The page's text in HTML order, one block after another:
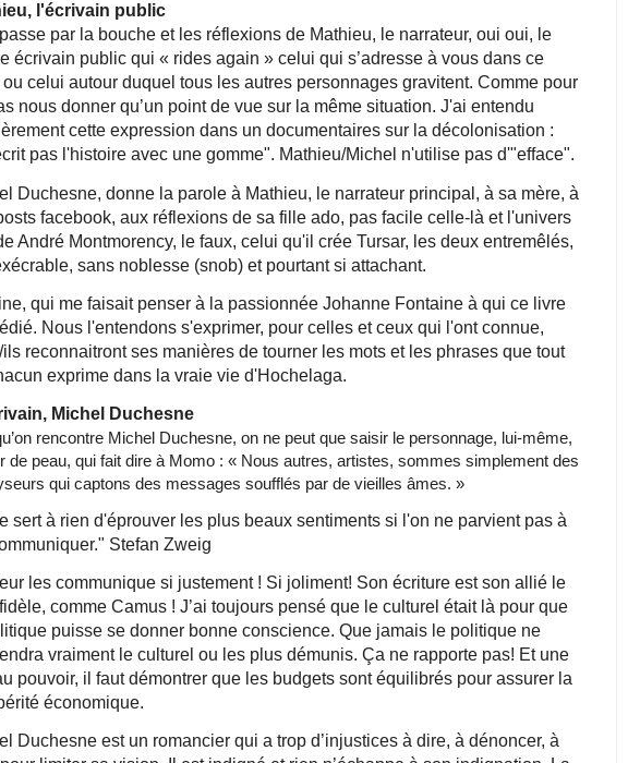
l'écrivain public
par la bouche et les réflexions de Mathieu, le narrateur, oui oui, le
écrivain public qui « rides again » celui qui s’adresse à vous dans ce
ou celui autour duquel tous les autres personnages gravitent. Comme pour
nous donner qu’un point de vue sur la même situation. J'ai entendu
cette expression dans un documentaires sur la décolonisation :
pas l'histoire avec une gomme". Mathieu/Michel n'utilise pas d'"efface".
Duchesne, donne la parole à Mathieu, le narrateur principal, à sa mère, à
facebook, aux réflexions de sa fille ado, pas facile celle-là et l'univers
André Montmorency, le faux, celui qu'il crée Tursar, les deux entremêlés,
sans noblesse (snob) et pourtant si attachant.
qui me faisait penser à la passionnée Johanne Fontaine à qui ce livre
Nous l'entendons s'exprimer, pour celles et ceux qui l'ont connue,
reconnaitront ses manières de tourner les mots et les phrases que tout
exprime dans la vraie vie d'Hochelaga.
Michel Duchesne
rencontre Michel Duchesne, on ne peut que saisir le personnage, lui-même,
de peau, qui fait dire à Momo : « Nous autres, artistes, sommes simplement des
qui captons des messages soufflés par de vieilles âmes. »
sert à rien d'éprouver les plus beaux sentiments si l'on ne parvient pas à
Stefan Zweig
les communique si justement ! Si joliment! Son écriture est son allié le
comme Camus ! J’ai toujours pensé que le culturel était là pour que
puisse se donner bonne conscience. Que jamais le politique ne
vraiment le culturel ou les plus démunis. Ça ne rapporte pas! Et une
pouvoir, il faut démontrer que les budgets sont équilibrés pour assurer la
économique.
Duchesne est un romancier qui a trop d’injustices à dire, à dénoncer, à